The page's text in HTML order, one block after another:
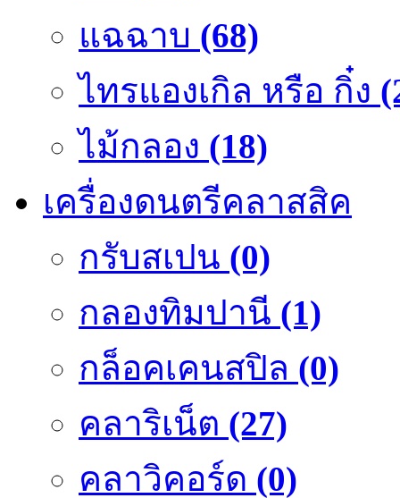
แฉฉาบ (68)
ไทรแองเกิล หรือ กิ๋ง
ไม้กลอง (18)
เครื่องดนตรีคลาสสิค
กรับสเปน (0)
กลองทิมปานี (1)
กล็อคเคนสปิล (0)
คลาริเน็ต (27)
คลาวิคอร์ด (0)